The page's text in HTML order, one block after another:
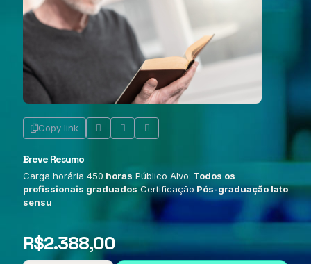
Copy link
Breve Resumo
Carga horária 450 horas Público Alvo: Todos os
profissionais graduadosCertificação Pós-graduação lato
sensu
R$2.388,00